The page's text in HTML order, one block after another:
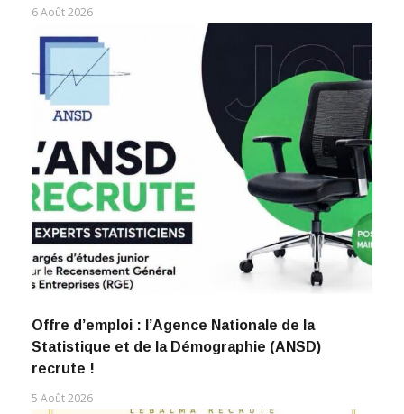
6 Août 2026
Offre d’emploi : l’Agence Nationale de la
Statistique et de la Démographie (ANSD)
recrute !
5 Août 2026